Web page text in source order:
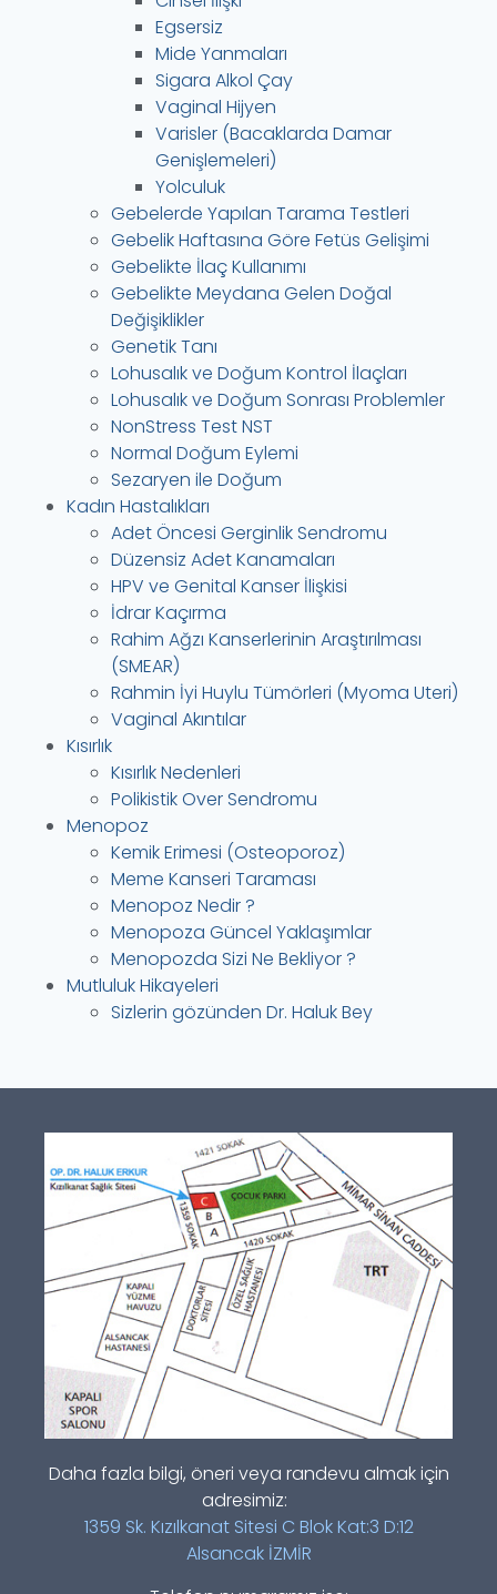
Egsersiz
Mide Yanmaları
Sigara Alkol Çay
Vaginal Hijyen
Varisler (Bacaklarda Damar
Genişlemeleri)
Yolculuk
Gebelerde Yapılan Tarama Testleri
Gebelik Haftasına Göre Fetüs Gelişimi
Gebelikte İlaç Kullanımı
Gebelikte Meydana Gelen Doğal
Değişiklikler
Genetik Tanı
Lohusalık ve Doğum Kontrol İlaçları
Lohusalık ve Doğum Sonrası Problemler
NonStress Test NST
Normal Doğum Eylemi
Sezaryen ile Doğum
Kadın Hastalıkları
Adet Öncesi Gerginlik Sendromu
Düzensiz Adet Kanamaları
HPV ve Genital Kanser İlişkisi
İdrar Kaçırma
Rahim Ağzı Kanserlerinin Araştırılması
(SMEAR)
Rahmin İyi Huylu Tümörleri (Myoma Uteri)
Vaginal Akıntılar
Kısırlık
Kısırlık Nedenleri
Polikistik Over Sendromu
Menopoz
Kemik Erimesi (Osteoporoz)
Meme Kanseri Taraması
Menopoz Nedir ?
Menopoza Güncel Yaklaşımlar
Menopozda Sizi Ne Bekliyor ?
Mutluluk Hikayeleri
Sizlerin gözünden Dr. Haluk Bey
Daha fazla bilgi, öneri veya randevu almak için
adresimiz:
1359 Sk. Kızılkanat Sitesi C Blok Kat:3 D:12
Alsancak İZMİR